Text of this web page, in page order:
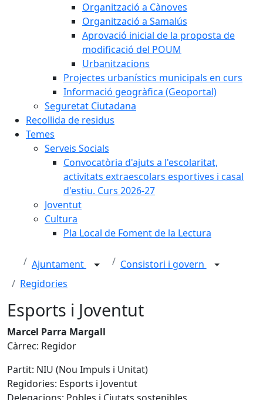
Organització a Cànoves
Organització a Samalús
Aprovació inicial de la proposta de
modificació del POUM
Urbanitzacions
Projectes urbanístics municipals en curs
Informació geogràfica (Geoportal)
Seguretat Ciutadana
Recollida de residus
Temes
Serveis Socials
Convocatòria d'ajuts a l'escolaritat,
activitats extraescolars esportives i casal
d'estiu. Curs 2026-27
Joventut
Cultura
Pla Local de Foment de la Lectura
Ajuntament
Consistori i govern
Regidories
Esports i Joventut
Marcel Parra Margall
Càrrec: Regidor
Partit: NIU (Nou Impuls i Unitat)
Regidories: Esports i Joventut